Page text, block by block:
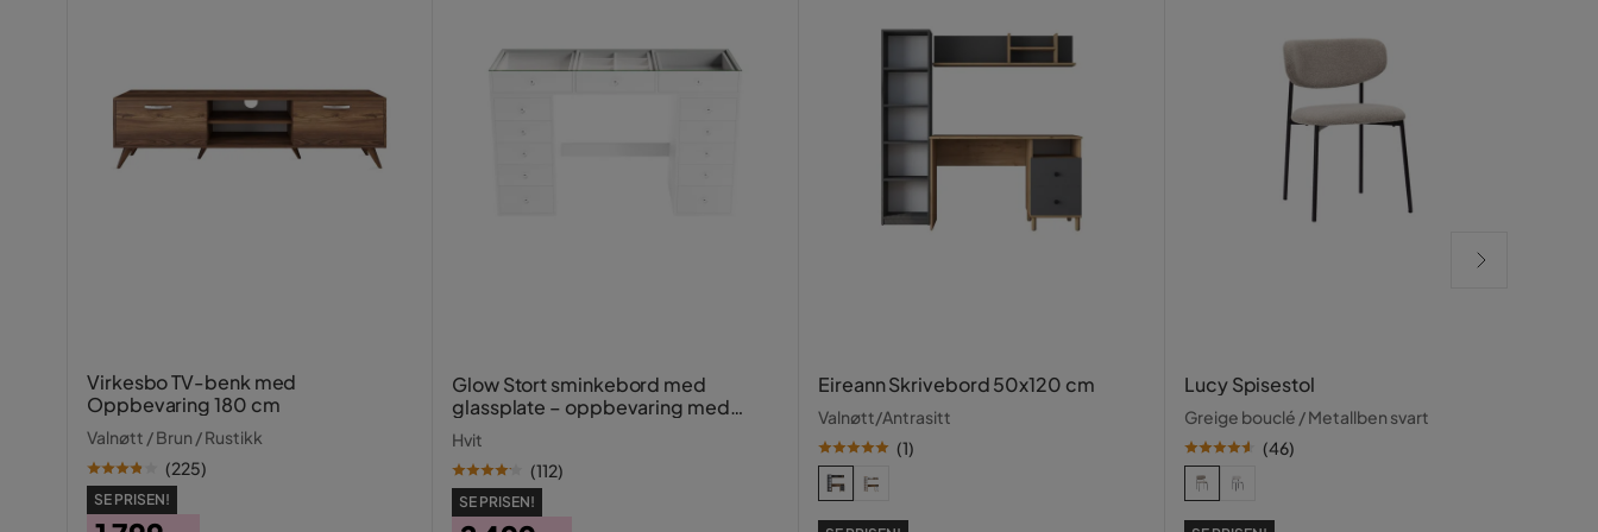
Virkesbo TV-benk med
Oppbevaring 180 cm
Valnøtt / Brun / Rustikk
(225)
SE PRISEN!
Glow Stort sminkebord med
glassplate – oppbevaring med
skuffer og rom 120 cm
Hvit
(112)
SE PRISEN!
Eireann Skrivebord 50x120 cm
Valnøtt/Antrasitt
(1)
Lucy Spisestol
Greige bouclé / Metallben svart
(46)